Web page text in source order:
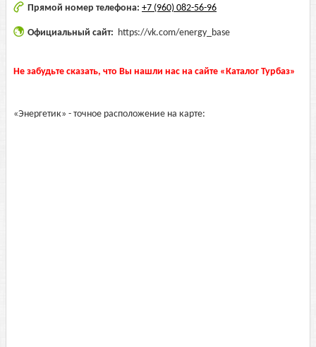
Прямой номер телефона: +7 (960) 082-56-96
Официальный сайт: https://vk.com/energy_base
Не забудьте сказать, что Вы нашли нас на сайте «Каталог Турбаз»
«Энергетик» - точное расположение на карте: